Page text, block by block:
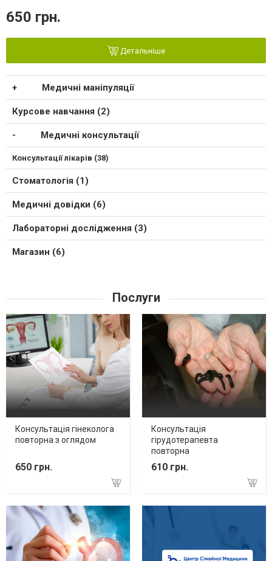
650 грн.
Детальніше
Медичні маніпуляції
Курсове навчання (2)
Медичні консультації
Консультації лікарів (38)
Стоматологія (1)
Медичні довідки (6)
Лабораторні дослідження (3)
Магазин (6)
Послуги
Консультація гінеколога
повторна з оглядом
650 грн.
Консультація
гірудотерапевта
повторна
610 грн.